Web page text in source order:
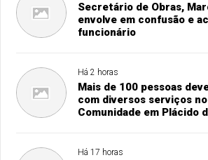
Secretário de Obras,
envolve em confusão e
funcionário
Há 2 horas
Mais de 100 pessoas
com diversos serviços
Comunidade em Plácido
Há 17 horas